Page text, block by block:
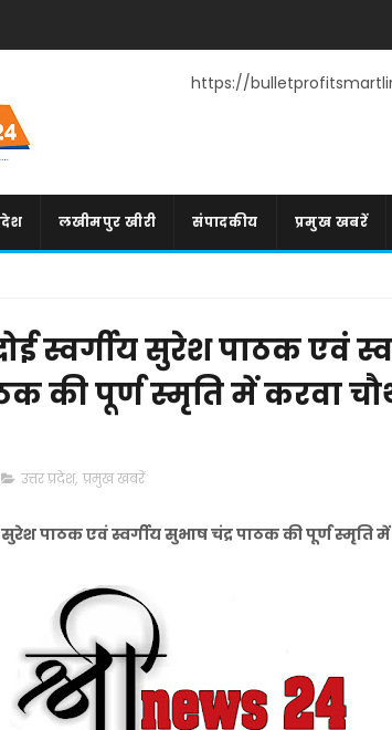
https://
लखीमपुर खीरी संपादकीय प्रमुख खबरें
स्वर्गीय सुरेश पाठक एवं
की पूर्ण स्मृति में करवा
उत्तर प्रदेश, प्रमुख खबरें
सुरेश पाठक एवं स्वर्गीय सुभाष चंद्र पाठक की पूर्ण स्मृति